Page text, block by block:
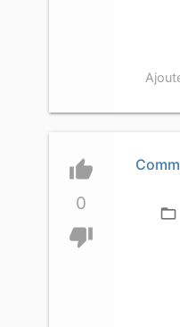
thumb_up
0
thumb_down
folder_open